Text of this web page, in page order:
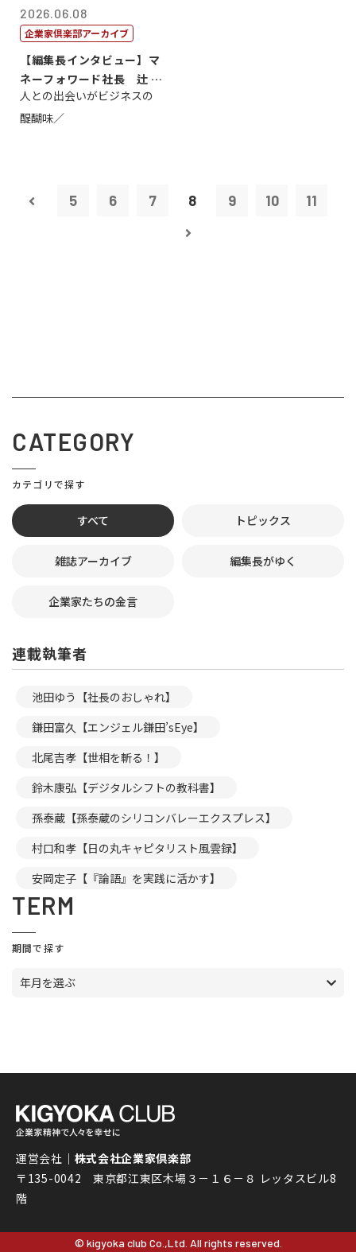
2026.06.08
企業家倶楽部アーカイブ
【編集長インタビュー】マ
ネーフォワード社長 辻 庸
介
人との出会いがビジネスの
醍醐味／
5 6 7 8 9 10 11
CATEGORY
カテゴリで探す
すべて トピックス
雑誌アーカイブ 編集長がゆく
企業家たちの金言
連載執筆者
池田ゆう【社長のおしゃれ】
鎌田富久【エンジェル鎌田’sEye】
北尾吉孝【世相を斬る！】
鈴木康弘【デジタルシフトの教科書】
孫泰蔵【孫泰蔵のシリコンバレーエクスプレス】
村口和孝【日の丸キャピタリスト風雲録】
安岡定子【『論語』を実践に活かす】
TERM
期間で探す
年月を選ぶ
運営会社｜ 株式会社企業家倶楽部
〒135-0042 東京都江東区木場３－１６－８ レッタスビル8
階
© kigyoka club Co.,Ltd. All rights reserved.